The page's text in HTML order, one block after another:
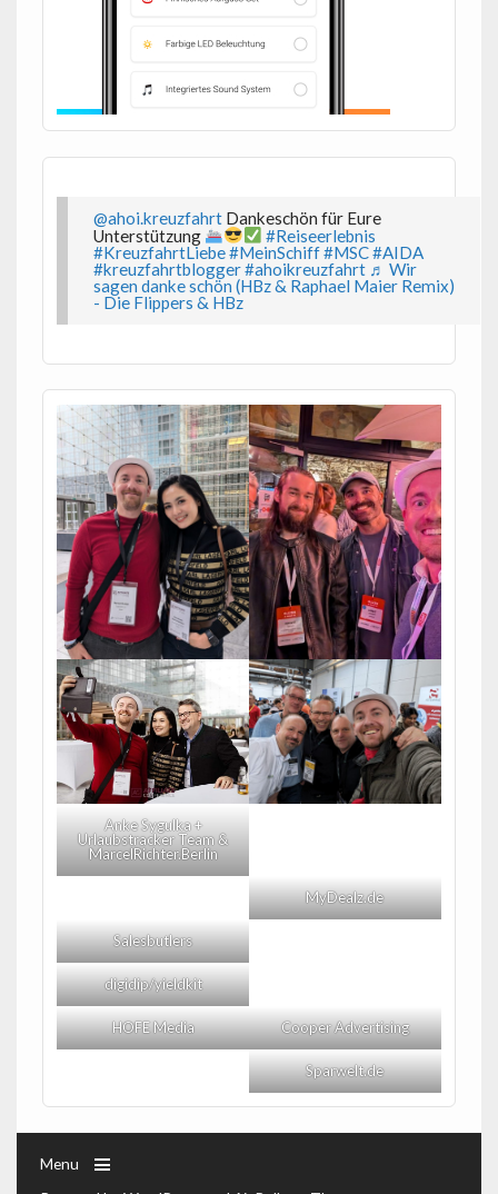
@ahoi.kreuzfahrt Dankeschön für Eure
Unterstützung
#Reiseerlebnis
#KreuzfahrtLiebe#MeinSchiff#MSC#AIDA
#kreuzfahrtblogger#ahoikreuzfahrt ♬ Wir
sagen danke schön (HBz & Raphael Maier Remix)
- Die Flippers & HBz
Anke Sygulka +
Urlaubstracker Team &
MarcelRichter.Berlin
MyDealz.de
Salesbutlers
digidip/yieldkit
HOFE Media Cooper Advertising
Sparwelt.de
Menu